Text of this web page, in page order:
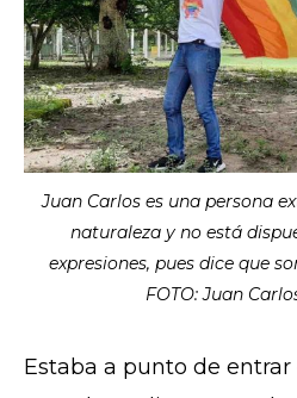
Juan Carlos es una persona
naturaleza y no está
expresiones, pues dice que
FOTO: Juan
Estaba a punto de